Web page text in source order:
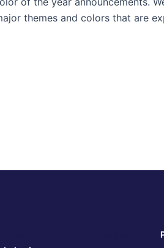
themes and colors that are